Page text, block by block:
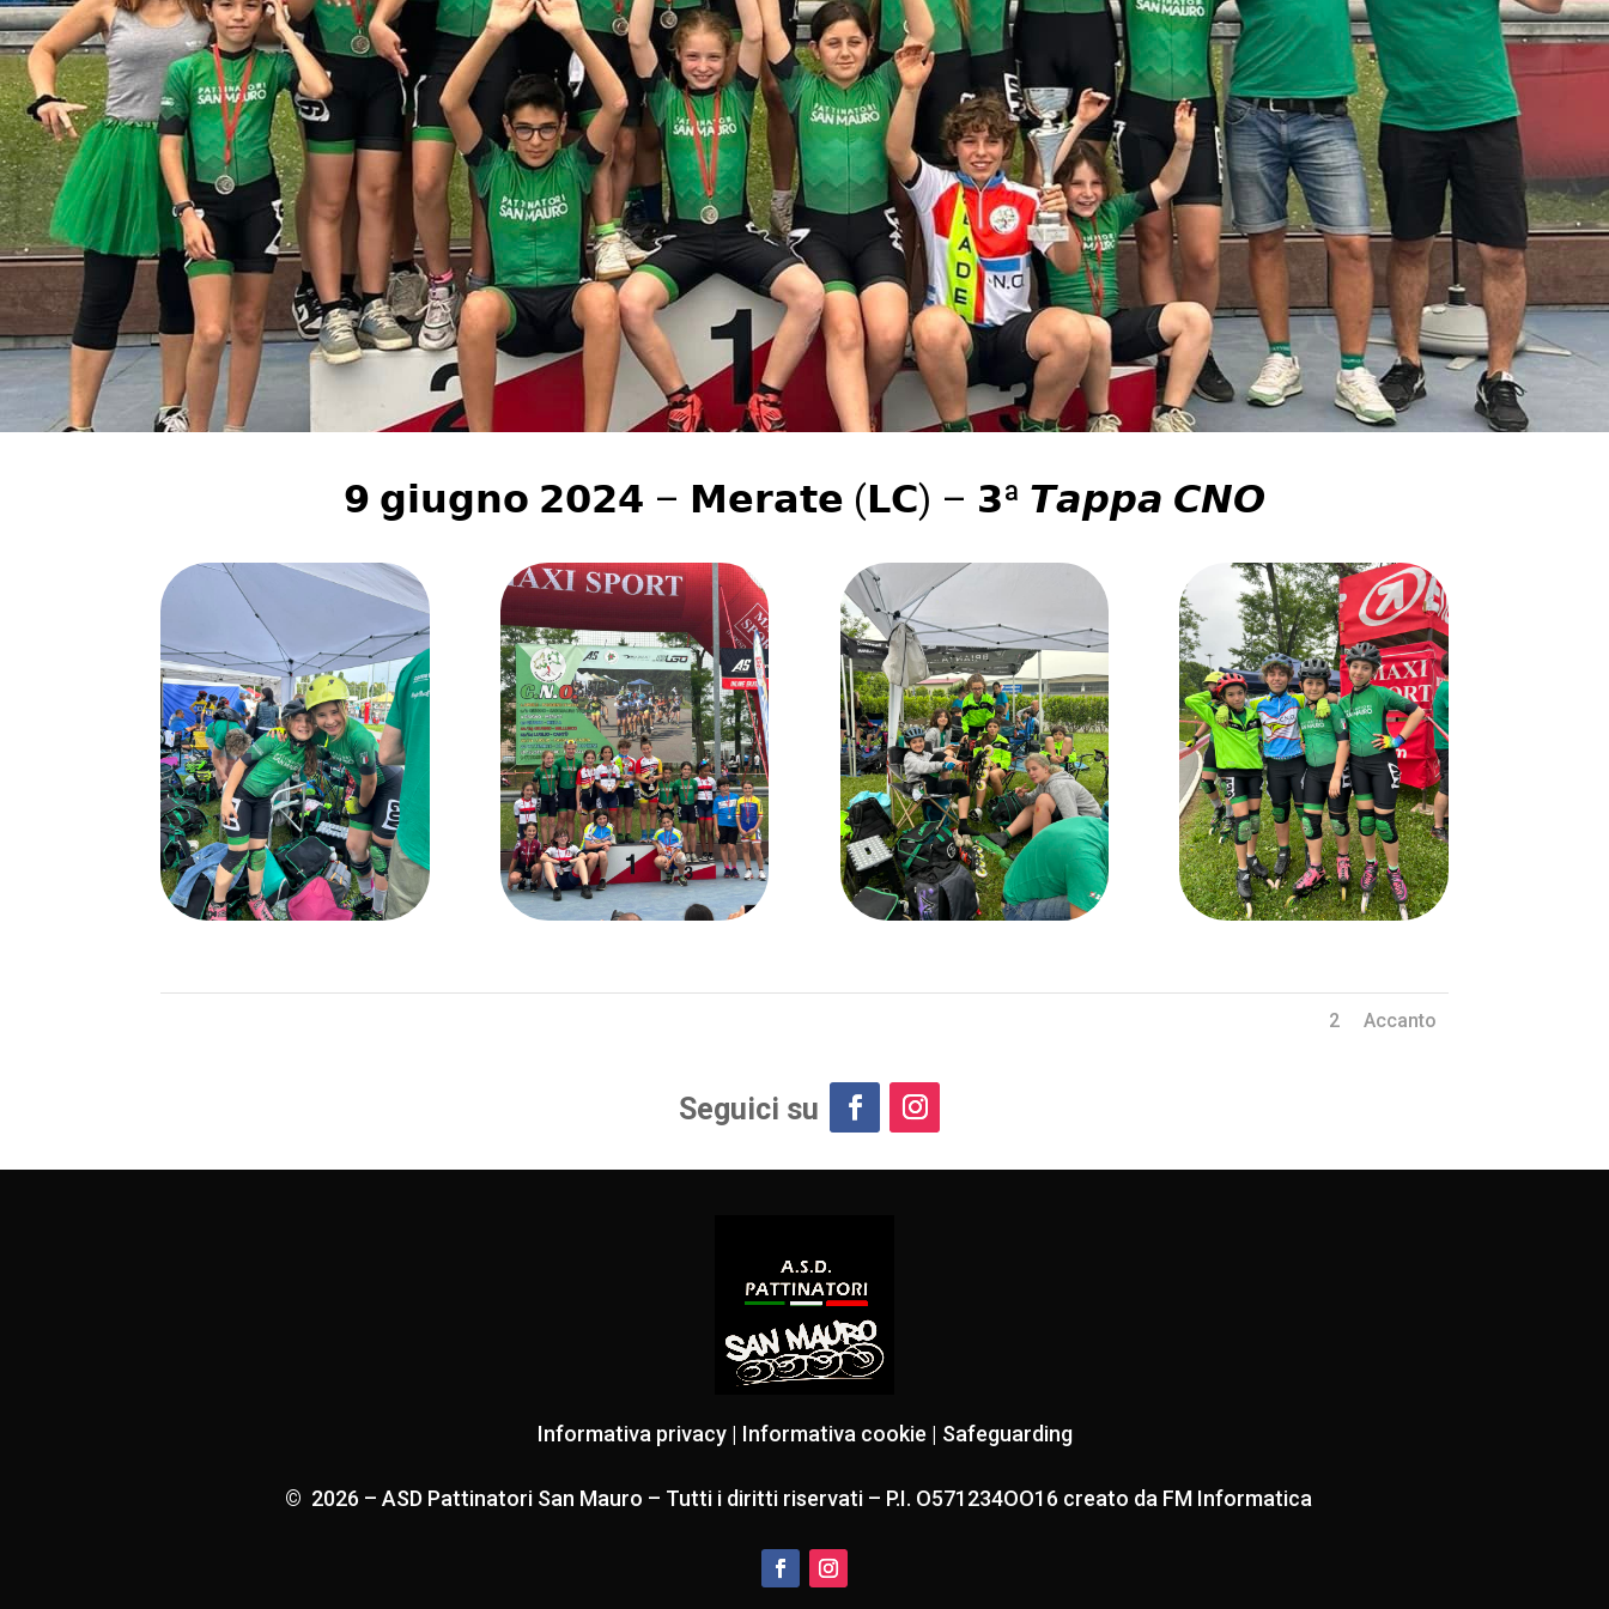
𝟵 𝗴𝗶𝘂𝗴𝗻𝗼 𝟮𝟬𝟮𝟰 – 𝗠𝗲𝗿𝗮𝘁𝗲 (𝗟𝗖) – 𝟯ª 𝙏𝙖𝙥𝙥𝙖 𝘾𝙉𝙊
2 Accanto
Seguici su
Informativa privacy | Informativa cookie | Safeguarding
© 2026 – ASD Pattinatori San Mauro – Tutti i diritti riservati– P.I. O571234OO16 creato da FM Informatica